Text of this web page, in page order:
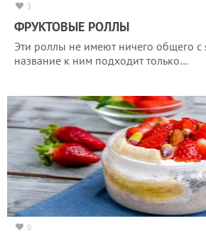
3
ФРУКТОВЫЕ РОЛЛЫ
Эти роллы не имеют ничего общего с
название к ним подходит только…
0